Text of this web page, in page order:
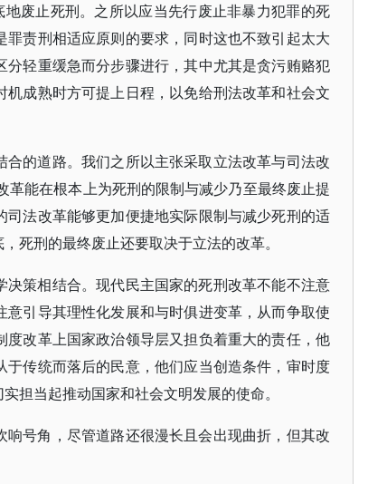
废止死刑。之所以应当先行废止非暴力犯罪的死
责刑相适应原则的要求，同时这也不致引起太大
轻重缓急而分步骤进行，其中尤其是贪污贿赂犯
成熟时方可提上日程，以免给刑法改革和社会文
的道路。我们之所以主张采取立法改革与司法改
能在根本上为死刑的限制与减少乃至最终废止提
法改革能够更加便捷地实际限制与减少死刑的适
死刑的最终废止还要取决于立法的改革。
策相结合。现代民主国家的死刑改革不能不注意
引导其理性化发展和与时俱进变革，从而争取使
改革上国家政治领导层又担负着重大的责任，他
传统而落后的民意，他们应当创造条件，审时度
担当起推动国家和社会文明发展的使命。
号角，尽管道路还很漫长且会出现曲折，但其改